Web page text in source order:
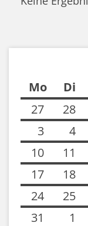
Mo
Di
27
28
3
4
10
11
17
18
24
25
31
1